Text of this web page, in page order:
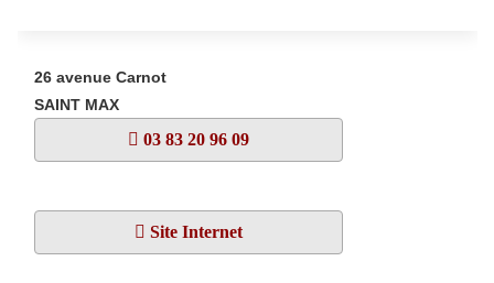
26 avenue Carnot
SAINT MAX
03 83 20 96 09
Site Internet